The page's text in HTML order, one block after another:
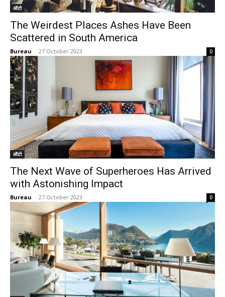
ऑटो
The Weirdest Places Ashes Have Been
Scattered in South America
Bureau - 27 October 2023 0
ऑटो
The Next Wave of Superheroes Has Arrived
with Astonishing Impact
Bureau - 27 October 2023 0